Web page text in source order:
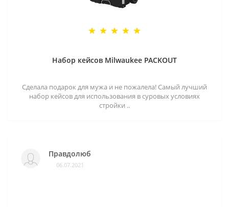
Набор кейсов Milwaukee PACKOUT
Сделала подарок для мужа и не пожалела! Самый лучший
набор кейсов для использования в суровых условиях
стройки ..
Правдолюб
06.07.2021